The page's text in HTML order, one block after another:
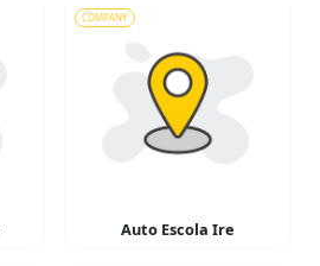
COMPANY
Auto Escola Ire